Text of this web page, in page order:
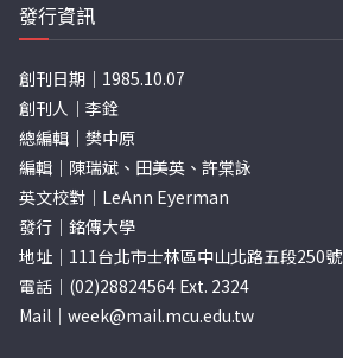
發行資訊
創刊日期｜1985.10.07
創刊人｜李銓
總編輯｜樊中原
編輯｜陳瑞斌、田美英、許棠詠
英文校對｜LeAnn Eyerman
發行｜銘傳大學
地址｜111台北市士林區中山北路五段250號
電話｜(02)28824564 Ext. 2324
Mail｜ week@mail.mcu.edu.tw